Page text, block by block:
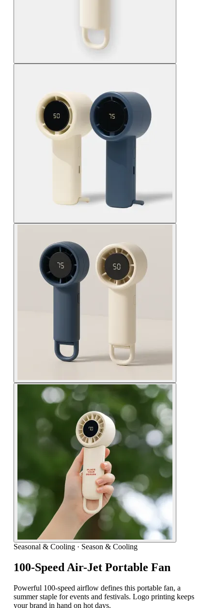
Seasonal & Cooling · Season & Cooling
100-Speed Air-Jet Portable Fan
Powerful 100-speed airflow defines this portable fan, a
summer staple for events and festivals. Logo printing keeps
your brand in hand on hot days.